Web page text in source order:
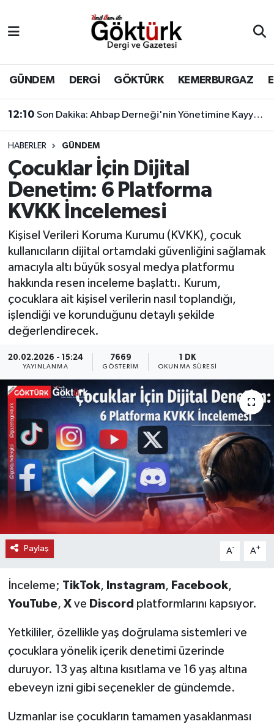
GÜNDEM DERGİ GÖKTÜRK KEMERBURGAZ
12:10 Son Dakika: Ahbap Derneği'nin Yönetimine Kayyum Atandı
HABERLER GÜNDEM
Çocuklar İçin Dijital
Denetim: 6 Platforma
KVKK İncelemesi
Kişisel Verileri Koruma Kurumu (KVKK), çocuk
kullanıcıların dijital ortamdaki güvenliğini sağlamak
amacıyla altı büyük sosyal medya platformu
hakkında resen inceleme başlattı. Kurum,
çocuklara ait kişisel verilerin nasıl toplandığı,
işlendiği ve korunduğunu detaylı şekilde
değerlendirecek.
20.02.2026 - 15:24
YAYINLANMA
7669
GÖSTERIM
1 DK
OKUNMA SÜRESI
Paylaş A- A+
İnceleme; TikTok, Instagram, Facebook,
YouTube, Xve Discord platformlarını kapsıyor.
Yetkililer, özellikle yaş doğrulama sistemleri ve
çocuklara yönelik içerik denetimi üzerinde
duruyor. 13 yaş altına kısıtlama ve 16 yaş altına
ebeveyn izni gibi seçenekler de gündemde.
Uzmanlar ise çocukların tamamen yasaklanması
BİLİM
DERGİ
DÜNYA
EĞİTİM
EKONOMİ
GÖKTÜRK
GÜNDEM
KEMERBURGAZ
KÜLTÜR - SANAT
MAGAZİN
ÖZEL HABER
SAĞLIK
SPOR
TEKNOLOJİ
TİCARET
YAŞAM
Eyüpsultan Hava Durumu
Eyüpsultan Trafik Yoğunluk Haritası
Süper Lig Puan Durumu ve Fikstür
Tüm Manşetler
Son Dakika Haberleri
Haber Arşivi